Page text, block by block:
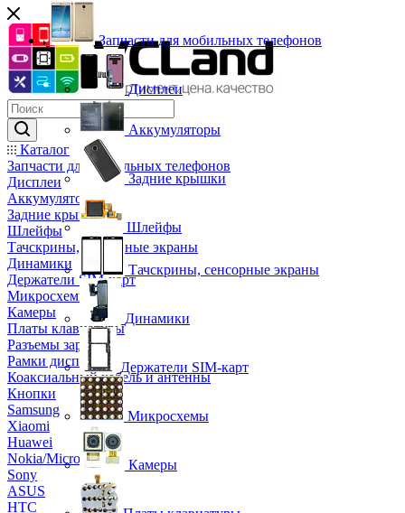
Каталог
Запчасти для мобильных телефонов
Дисплеи
Аккумуляторы
Задние крышки
Шлейфы
Тачскрины, сенсорные экраны
Динамики
Держатели SIM-карт
Микросхемы
Камеры
Платы клавиатуры
Разъемы зарядки
Рамки дисплея
Коаксиальный кабель и антенны
Кнопки
Samsung
Xiaomi
Huawei
Nokia/Microsoft
Sony
ASUS
HTC
Запчасти для мобильных телефонов
Дисплеи
Аккумуляторы
Задние крышки
Шлейфы
Тачскрины, сенсорные экраны
Динамики
Держатели SIM-карт
Микросхемы
Камеры